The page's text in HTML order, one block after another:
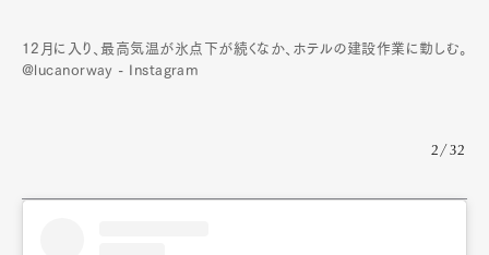
12月に入り、最高気温が氷点下が続くなか、ホテルの建設作業に勤しむ。
@lucanorway - Instagram
2/32